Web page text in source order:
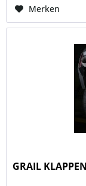
Merken
GRAIL